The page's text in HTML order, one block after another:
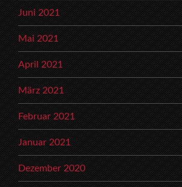
Juni 2021
Mai 2021
April 2021
März 2021
Februar 2021
Januar 2021
Dezember 2020